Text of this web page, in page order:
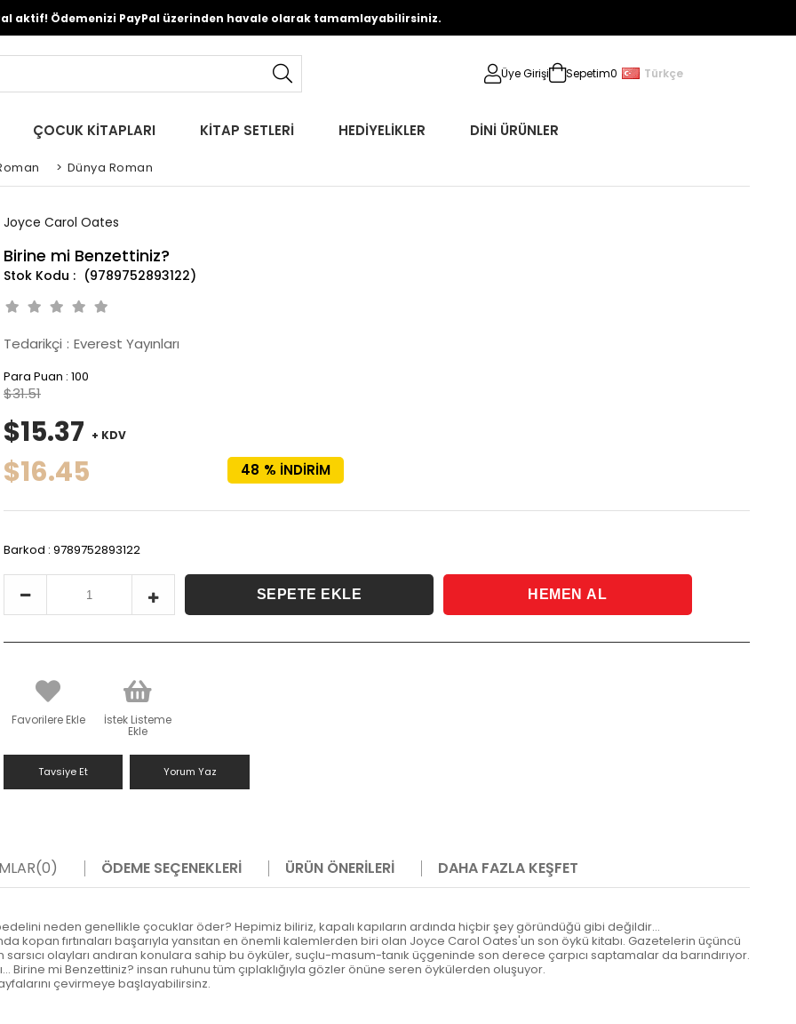
aktif! Ödemenizi PayPal üzerinden havale olarak tamamlayabilirsiniz.
Üye Girişi Sepetim0 Türkçe
ÇOCUK KİTAPLARI KİTAP SETLERİ HEDİYELİKLER DİNİ ÜRÜNLER
> Dünya Roman
Joyce Carol Oates
Birine mi Benzettiniz?
(9789752893122)
Tedarikçi : Everest Yayınları
Para Puan : 100
%
48 İNDIRIM
$31.51
$15.37 + KDV
$16.45
Barkod : 9789752893122
Favorilere Ekle İstek Listeme
Ekle
Tavsiye Et Yorum Yaz
(0) ÖDEME SEÇENEKLERI ÜRÜN ÖNERILERI DAHA FAZLA KEŞFET
neden genellikle çocuklar öder? Hepimiz biliriz, kapalı kapıların ardında hiçbir şey göründüğü gibi değildir...
kopan fırtınaları başarıyla yansıtan en önemli kalemlerden biri olan Joyce Carol Oates'un son öykü kitabı. Gazetelerin üçüncü
olayları andıran konulara sahip bu öyküler, suçlu-masum-tanık üçgeninde son derece çarpıcı saptamalar da barındırıyor.
Birine mi Benzettiniz? insan ruhunu tüm çıplaklığıyla gözler önüne seren öykülerden oluşuyor.
çevirmeye başlayabilirsinz.